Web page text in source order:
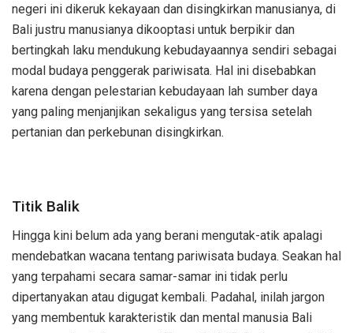
negeri ini dikeruk kekayaan dan disingkirkan manusianya, di
Bali justru manusianya dikooptasi untuk berpikir dan
bertingkah laku mendukung kebudayaannya sendiri sebagai
modal budaya penggerak pariwisata. Hal ini disebabkan
karena dengan pelestarian kebudayaan lah sumber daya
yang paling menjanjikan sekaligus yang tersisa setelah
pertanian dan perkebunan disingkirkan.
Titik Balik
Hingga kini belum ada yang berani mengutak-atik apalagi
mendebatkan wacana tentang pariwisata budaya. Seakan hal
yang terpahami secara samar-samar ini tidak perlu
dipertanyakan atau digugat kembali. Padahal, inilah jargon
yang membentuk karakteristik dan mental manusia Bali